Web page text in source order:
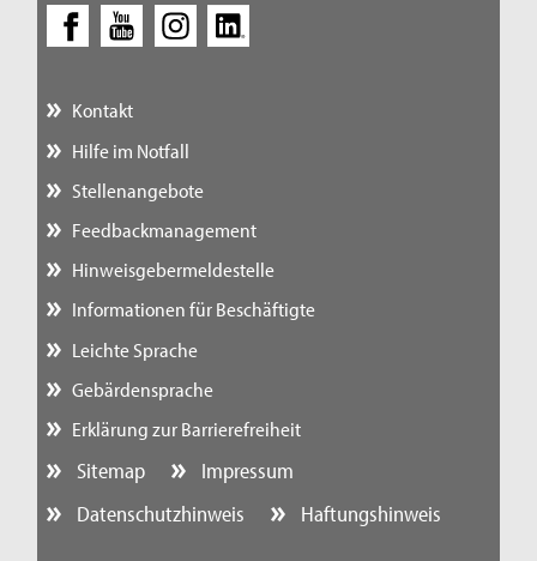
Kontakt
Hilfe im Notfall
Stellenangebote
Feedbackmanagement
Hinweisgebermeldestelle
Informationen für Beschäftigte
Leichte Sprache
Gebärdensprache
Erklärung zur Barrierefreiheit
Sitemap
Impressum
Datenschutzhinweis
Haftungshinweis